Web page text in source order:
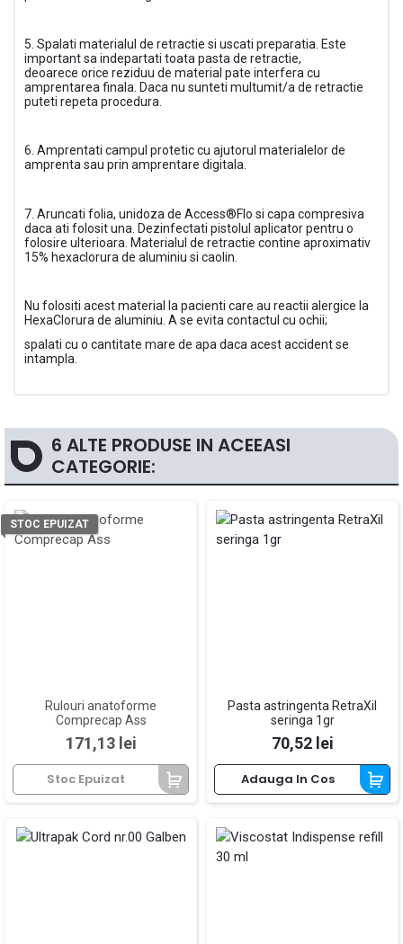
5. Spalati materialul de retractie si uscati preparatia. Este
important sa indepartati toata pasta de retractie,
deoarece orice reziduu de material pate interfera cu
amprentarea finala. Daca nu sunteti multumit/a de retractie
puteti repeta procedura.
6. Amprentati campul protetic cu ajutorul materialelor de
amprenta sau prin amprentare digitala.
7. Aruncati folia, unidoza de Access®Flo si capa compresiva
daca ati folosit una. Dezinfectati pistolul aplicator pentru o
folosire ulterioara. Materialul de retractie contine aproximativ
15% hexaclorura de aluminiu si caolin.
Nu folositi acest material la pacienti care au reactii alergice la
HexaClorura de aluminiu. A se evita contactul cu ochii;
spalati cu o cantitate mare de apa daca acest accident se
intampla.
6 ALTE PRODUSE IN ACEEASI
CATEGORIE:
Rulouri anatoforme
Comprecap Ass
Pret
171,13 lei
Stoc Epuizat
STOC EPUIZAT
Pasta astringenta RetraXil
seringa 1gr
Pret
70,52 lei
Adauga In Cos